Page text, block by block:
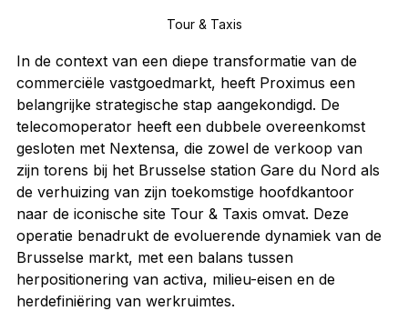
Tour & Taxis
In de context van een diepe transformatie van de
commerciële vastgoedmarkt, heeft Proximus een
belangrijke strategische stap aangekondigd. De
telecomoperator heeft een dubbele overeenkomst
gesloten met Nextensa, die zowel de verkoop van
zijn torens bij het Brusselse station Gare du Nord als
de verhuizing van zijn toekomstige hoofdkantoor
naar de iconische site Tour & Taxis omvat. Deze
operatie benadrukt de evoluerende dynamiek van de
Brusselse markt, met een balans tussen
herpositionering van activa, milieu-eisen en de
herdefiniëring van werkruimtes.